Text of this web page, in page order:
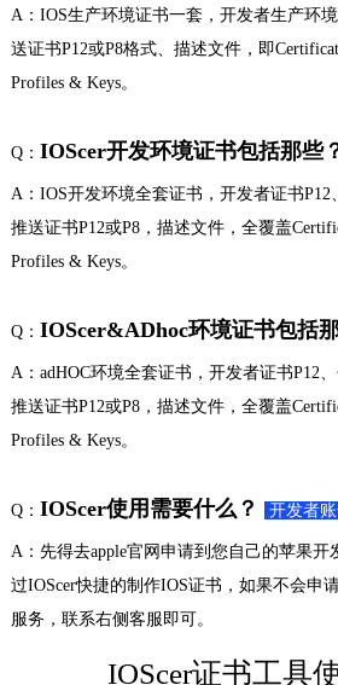
A：IOS生产环境证书一套，开发者生产环
送证书P12或P8格式、描述文件，即
Profiles & Keys。
Q： IOScer开发环境证书包括那些
A：IOS开发环境全套证书，开发者证书P12
推送证书P12或P8，描述文件，全覆盖
Profiles & Keys。
Q： IOScer&ADhoc环境证书包括
A：adHOC环境全套证书，开发者证书P12
推送证书P12或P8，描述文件，全覆盖
Profiles & Keys。
Q： IOScer使用需要什么？ 开发者
A：先得去apple官网申请到您自己的苹果开
过IOScer快捷的制作IOS证书，如果不会申
服务，联系右侧客服即可。
IOScer证书工具